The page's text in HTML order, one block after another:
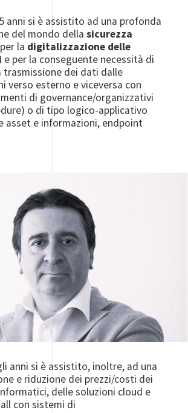
anni si è assistito ad una profonda
del mondo dellasicurezza
per la digitalizzazione delle
e per la conseguente necessità di
trasmissione dei dati dalle
verso esterno e viceversa con
di governance/organizzativi
o di tipo logico-applicativo
asset e informazioni, endpoint
anni si è assistito, inoltre, ad una
e riduzione dei prezzi/costi dei
delle soluzioni cloud e
con sistemi di